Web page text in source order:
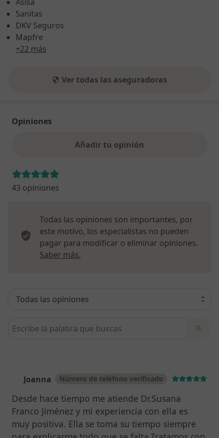
Sanitas
DKV Seguros
Mapfre
+22 más
Ver todas las aseguradoras
Opiniones
Añadir tu opinión
43 opiniones
Todas las opiniones son importantes, por
este motivo, los especialistas no pueden
pagar para modificar o eliminar opiniones.
Saber más.
Busca en opiniones
Joanna Número de teléfono verificado
Desde hace tiempo me atiende Dr.Susana
Franco Jiménez y mi experiencia con ella es
muy positiva. Ella se toma su tiempo siempre